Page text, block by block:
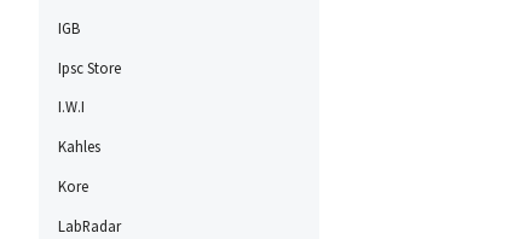
IGB
Ipsc Store
I.W.I
Kahles
Kore
LabRadar